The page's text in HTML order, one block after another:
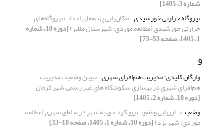
شماره 3، 1405]
نیروگاه حرارتی خورشیدی مکان‌یابی پهنه‌های احداث نیروگاه‌های
حرارتی خورشیدی (مطالعه موردی: شهرستان ملایر) [دوره 10، شماره
1، 1405، صفحه 53-73]
و
واژ‌گان کلیدی: مدیریت هم‌افزای شهری تبیین وضعیت مدیریت
هم‌افزای شهری در بهسازی سکونتگاه های غیر رسمی شهر کرمان
[دوره 10، شماره 2، 1405]
وضعیت ارزیابی وضعیت رویکرد حق به شهر در مناطق شهری (مطالعه
موردی: شهر یزد)[دوره 10، شماره 1، 1405، صفحه 18-33]